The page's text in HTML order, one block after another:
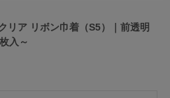
リア リボン巾着（S5）｜前透明
入～